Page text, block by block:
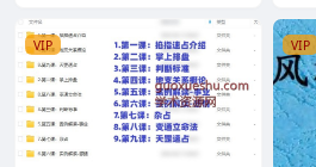
VIP VIP